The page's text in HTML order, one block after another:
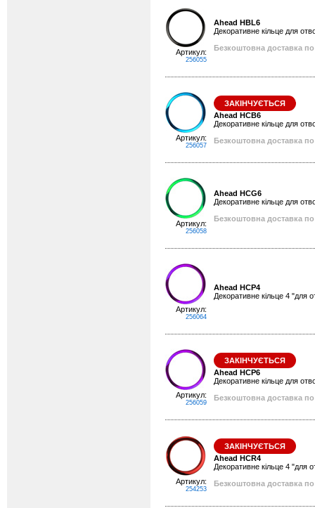
Артикул:
256055
Ahead HBL6
Декоративне кільце для
Безкоштовна доставка по
Артикул:
256057
ЗАКІНЧУЄТЬСЯ
Ahead HCB6
Декоративне кільце для
Безкоштовна доставка по
Артикул:
256058
Ahead HCG6
Декоративне кільце для
Безкоштовна доставка по
Артикул:
256064
Ahead HCP4
Декоративне кільце 4 "для
Артикул:
256059
ЗАКІНЧУЄТЬСЯ
Ahead HCP6
Декоративне кільце для
Безкоштовна доставка по
Артикул:
254253
ЗАКІНЧУЄТЬСЯ
Ahead HCR4
Декоративне кільце 4 "для
Безкоштовна доставка по